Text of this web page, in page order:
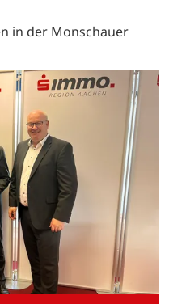
in der Monschauer